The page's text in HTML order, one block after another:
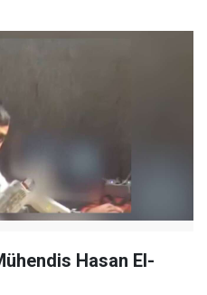
Hasan El-